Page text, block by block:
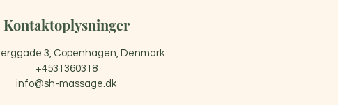
Kontaktoplysninger
3, Copenhagen, Denmark
+4531360318
info@sh-massage.dk